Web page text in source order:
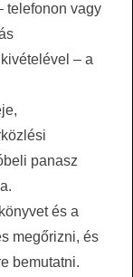
telefonon vagy
– a
panasz
és a
megőrizni, és
bemutatni.